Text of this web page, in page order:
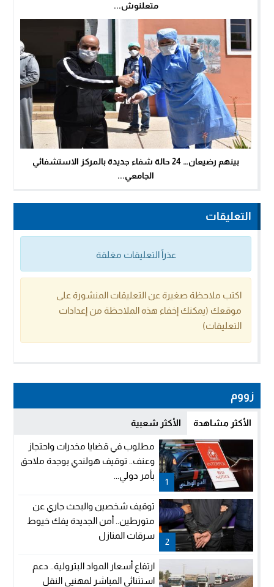
متعلنوش...
بينهم رضيعان… 24 حالة شفاء جديدة بالمركز الاستشفائي
الجامعي...
التعليقات
عذراً التعليقات مغلقة
اكتب ملاحظة صغيرة عن التعليقات المنشورة على
موقعك (يمكنك إخفاء هذه الملاحظة من إعدادات
التعليقات)
زووم
الأكثر مشاهدة الأكثر شعبية
1
مطلوب في قضايا مخدرات واحتجاز
وعنف.. توقيف هولندي بوجدة ملاحق
بأمر دولي...
2
توقيف شخصين والبحث جاري عن
متورطين.. أمن الجديدة يفك خيوط
سرقات المنازل
ارتفاع أسعار المواد البترولية.. دعم
استثنائي المباشر لمهنيي النقل